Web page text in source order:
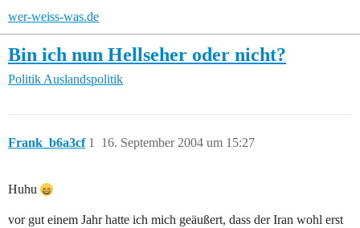
wer-weiss-was.de
Bin ich nun Hellseher oder nicht?
Politik Auslandspolitik
Frank_b6a3cf 16. September 2004 um 15:27
1
Huhu
vor gut einem Jahr hatte ich mich geäußert, dass der Iran wohl erst